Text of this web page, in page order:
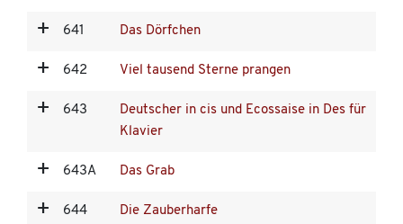
641 Das Dörfchen
642 Viel tausend Sterne prangen
643
Deutscher in cis und Ecossaise in Des für
Klavier
643A Das Grab
644 Die Zauberharfe